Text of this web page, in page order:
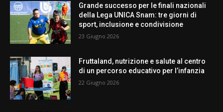
Grande successo per le finali nazionali
della Lega UNICA Snam: tre giorni di
sport, inclusione e condivisione
23 Giugno 2026
Fruttaland, nutrizione e salute al centro
di un percorso educativo per l’infanzia
22 Giugno 2026